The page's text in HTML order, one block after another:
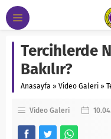
Tercihlerde
Bakılır?
Anasayfa » Video Galeri »
Video Galeri